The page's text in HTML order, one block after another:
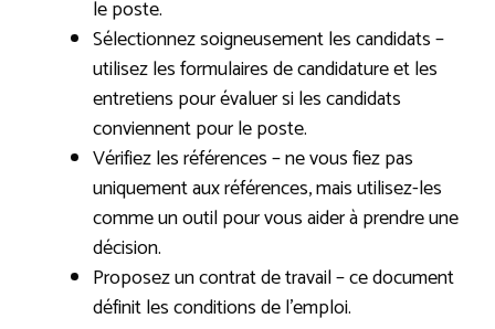
le poste.
Sélectionnez soigneusement les candidats –
utilisez les formulaires de candidature et les
entretiens pour évaluer si les candidats
conviennent pour le poste.
Vérifiez les références – ne vous fiez pas
uniquement aux références, mais utilisez-les
comme un outil pour vous aider à prendre une
décision.
Proposez un contrat de travail – ce document
définit les conditions de l’emploi.